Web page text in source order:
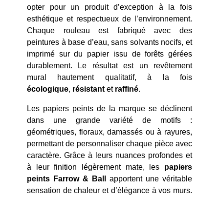
opter pour un produit d’exception à la fois
esthétique et respectueux de l’environnement.
Chaque rouleau est fabriqué avec des
peintures à base d’eau, sans solvants nocifs, et
imprimé sur du papier issu de forêts gérées
durablement. Le résultat est un revêtement
mural hautement qualitatif, à la fois
écologique, résistant et raffiné.
Les papiers peints de la marque se déclinent
dans une grande variété de motifs :
géométriques, floraux, damassés ou à rayures,
permettant de personnaliser chaque pièce avec
caractère. Grâce à leurs nuances profondes et
à leur finition légèrement mate, les papiers
peints Farrow & Ball
apportent une véritable
sensation de chaleur et d’élégance à vos murs.